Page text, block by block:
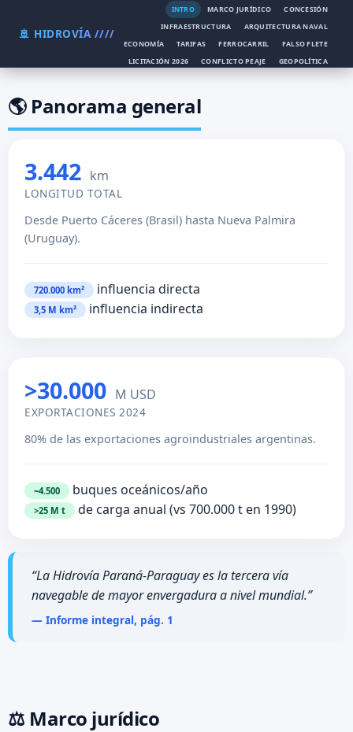
🚢 HIDROVÍA ////
INTRO MARCO JURÍDICO
CONCESIÓN
INFRAESTRUCTURA
ARQUITECTURA NAVAL
ECONOMÍA
TARIFAS FERROCARRIL
FALSO FLETE
LICITACIÓN 2026
CONFLICTO PEAJE
GEOPOLÍTICA
🌎 Panorama general
3.442 km
LONGITUD TOTAL
Desde Puerto Cáceres (Brasil) hasta Nueva Palmira
(Uruguay).
720.000 km² influencia directa
3,5 M km² influencia indirecta
>30.000 M USD
EXPORTACIONES 2024
80% de las exportaciones agroindustriales argentinas.
~4.500 buques oceánicos/año
>25 M t de carga anual (vs 700.000 t en 1990)
“La Hidrovía Paraná-Paraguay es la tercera vía
navegable de mayor envergadura a nivel mundial.”
— Informe integral, pág. 1
⚖️ Marco jurídico